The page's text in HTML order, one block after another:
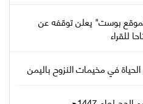
بوست" يعلن توقفه عن
للقراء
في مخيمات النزوح باليمن